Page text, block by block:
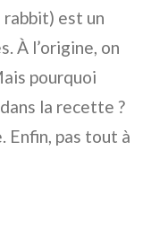
rabbit) est un
À l’origine, on
pourquoi
la recette ?
Enfin, pas tout à